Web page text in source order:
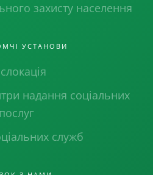
захисту населення
УСТАНОВИ
надання соціальних
послуг
служб